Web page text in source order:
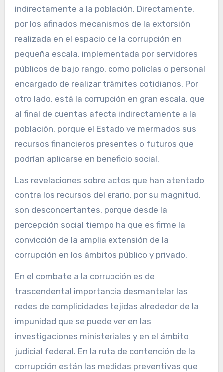
indirectamente a la población. Directamente,
por los afinados mecanismos de la extorsión
realizada en el espacio de la corrupción en
pequeña escala, implementada por servidores
públicos de bajo rango, como policías o personal
encargado de realizar trámites cotidianos. Por
otro lado, está la corrupción en gran escala, que
al final de cuentas afecta indirectamente a la
población, porque el Estado ve mermados sus
recursos financieros presentes o futuros que
podrían aplicarse en beneficio social.
Las revelaciones sobre actos que han atentado
contra los recursos del erario, por su magnitud,
son desconcertantes, porque desde la
percepción social tiempo ha que es firme la
convicción de la amplia extensión de la
corrupción en los ámbitos público y privado.
En el combate a la corrupción es de
trascendental importancia desmantelar las
redes de complicidades tejidas alrededor de la
impunidad que se puede ver en las
investigaciones ministeriales y en el ámbito
judicial federal. En la ruta de contención de la
corrupción están las medidas preventivas que